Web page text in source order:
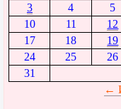
3
4 5
10
11 12
17
18 19
24
25 26
31
←